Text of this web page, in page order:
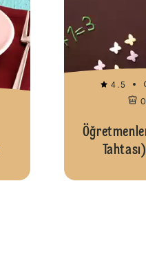
4.5